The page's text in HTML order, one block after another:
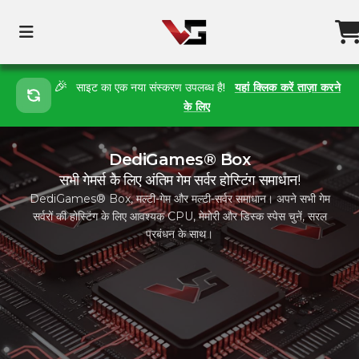
🎉 साइट का एक नया संस्करण उपलब्ध है!
यहां क्लिक करें ताज़ा करने
के लिए
DediGames® Box
सभी गेमर्स के लिए अंतिम गेम सर्वर होस्टिंग समाधान!
DediGames® Box, मल्टी-गेम और मल्टी-सर्वर समाधान। अपने सभी गेम
सर्वरों की होस्टिंग के लिए आवश्यक CPU, मेमोरी और डिस्क स्पेस चुनें, सरल
प्रबंधन के साथ।